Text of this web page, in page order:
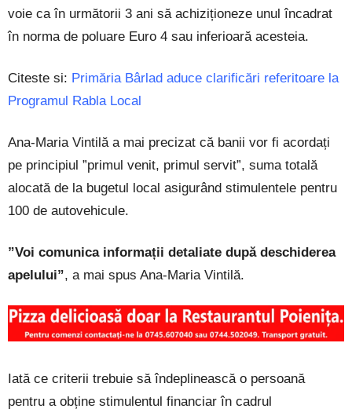
voie ca în următorii 3 ani să achiziționeze unul încadrat
în norma de poluare Euro 4 sau inferioară acesteia.
Citeste si: Primăria Bârlad aduce clarificări referitoare la
Programul Rabla Local
Ana-Maria Vintilă a mai precizat că banii vor fi acordați
pe principiul ”primul venit, primul servit”, suma totală
alocată de la bugetul local asigurând stimulentele pentru
100 de autovehicule.
”Voi comunica informații detaliate după deschiderea
apelului”, a mai spus Ana-Maria Vintilă.
Iată ce criterii trebuie să îndeplinească o persoană
pentru a obține stimulentul financiar în cadrul